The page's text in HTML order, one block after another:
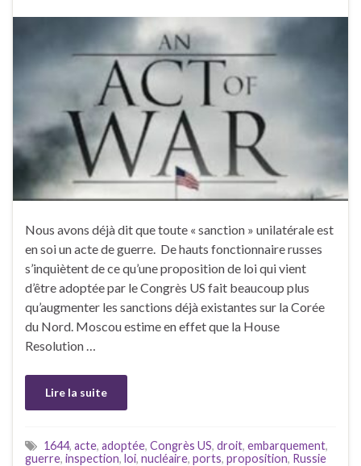
Nous avons déjà dit que toute « sanction » unilatérale est
en soi un acte de guerre. De hauts fonctionnaire russes
s’inquiètent de ce qu’une proposition de loi qui vient
d’être adoptée par le Congrès US fait beaucoup plus
qu’augmenter les sanctions déjà existantes sur la Corée
du Nord. Moscou estime en effet que la House
Resolution …
Lire la suite
1644, acte, adoptée, Congrès US, droit, embarquement,
guerre, inspection, loi, nucléaire, ports, proposition, Russie